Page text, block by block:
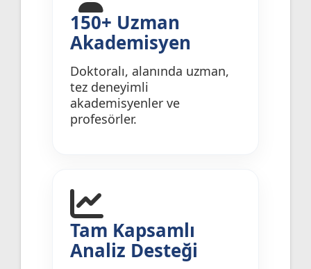
150+ Uzman
Akademisyen
Doktoralı, alanında uzman,
tez deneyimli
akademisyenler ve
profesörler.
Tam Kapsamlı
Analiz Desteği